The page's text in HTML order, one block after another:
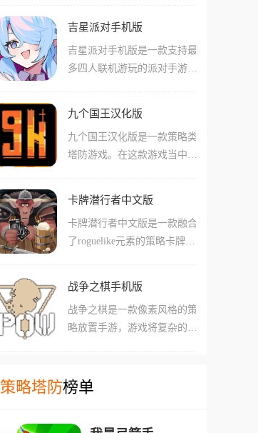
绊、合成神装，在随机的选秀
在未来的地球，人类文明遭受
外星人入侵，整个社会危在旦
夕，玩家需要扮演特殊战斗部
治疗伤员与改造士兵来组建精
地球。游戏融合了即时战术与
Roguelike元素，分为基地管理
段，利用远征中获得的资源强
吉星派对手机版
吉星派对手机版是一款支持最
多四人联机游玩的派对手游，
在欢乐的派对氛围中体验策略
与运气的较量。玩家可以选择
独具特色的可爱角色，通过投
牌与技能与其他玩家竞争或合
风格，支持PVP对战与PVE合
作两种模式，既有四人各自为
攻克难关的团队协作。游戏的
九个国王汉化版
九个国王汉化版是一款策略类
塔防游戏。在这款游戏当中，
国王的入侵。同时这款游戏包
含数百张独特卡牌和多样化的
建筑与军队组合，支持我们玩
最终成为众王之王。并且每局
们需要根据当前局势构筑卡
组，在抵御入侵与对外扩张之
卡牌潜行者中文版
卡牌潜行者中文版是一款融合
了roguelike元素的策略卡牌游
怪物进行卡牌对战。游戏像扑
克牌一样共有54张卡牌，分别
有4个空白卡槽，每回合玩家
备的武器、防具或者其他道
战争之棋手机版
战争之棋是一款像素风格的策
略放置手游，游戏将复杂的战
甲兵等角色的不同定位进行排
策略塔防榜单